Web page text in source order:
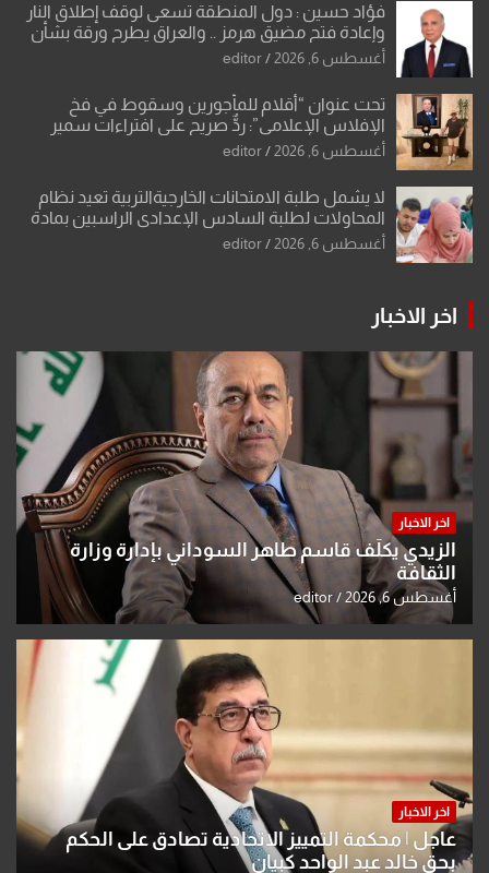
فؤاد حسين : دول المنطقة تسعى لوقف إطلاق النار
وإعادة فتح مضيق هرمز .. والعراق يطرح ورقة بشأن
تحولات القدس
أغسطس 6, 2026 editor
تحت عنوان “أقلام للمأجورين وسقوط في فخ
الإفلاس الإعلامي”: ردٌّ صريح على افتراءات سمير
الشكرجي
أغسطس 6, 2026 editor
لا يشمل طلبة الامتحانات الخارجيةالتربية تعيد نظام
المحاولات لطلبة السادس الإعدادي الراسبين بمادة
أو مادتين
أغسطس 6, 2026 editor
اخر الاخبار
اخر الاخبار
الزيدي يكلّف قاسم طاهر السوداني بإدارة وزارة
الثقافة
أغسطس 6, 2026 editor
اخر الاخبار
عاجل | محكمة التمييز الاتحادية تصادق على الحكم
بحق خالد عبد الواحد كبيان